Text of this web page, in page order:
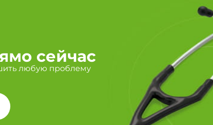
сейчас
любую проблему